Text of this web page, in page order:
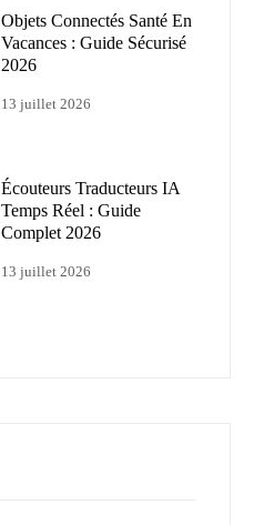
Objets Connectés Santé En
Vacances : Guide Sécurisé
2026
13 juillet 2026
Écouteurs Traducteurs IA
Temps Réel : Guide
Complet 2026
13 juillet 2026